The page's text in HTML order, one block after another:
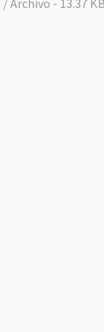
/ Archivo - 13.37 KB